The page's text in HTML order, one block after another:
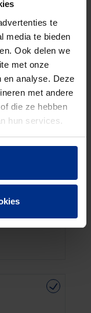
te
media te bieden
Ook delen we
met onze
en analyse. Deze
met andere
die ze hebben
hun services.